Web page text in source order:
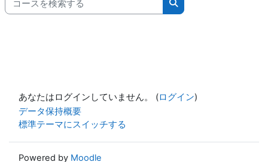
コースを検索する
あなたはログインしていません。 (ログイン)
データ保持概要
標準テーマにスイッチする
Powered by Moodle